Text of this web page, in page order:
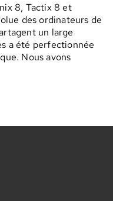
8, Tactix 8 et
des ordinateurs de
un large
a été perfectionnée
Nous avons